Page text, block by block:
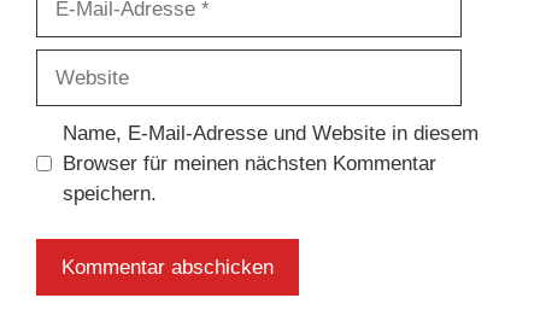
Adresse
Name, E-Mail-Adresse und Website in diesem
Browser für meinen nächsten Kommentar
speichern.